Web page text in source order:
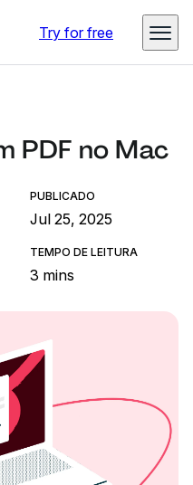
Try for free
PDF no Mac
PUBLICADO
Jul 25, 2025
TEMPO DE LEITURA
3 mins